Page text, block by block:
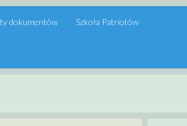
dokumentów Szkoła Patriotów